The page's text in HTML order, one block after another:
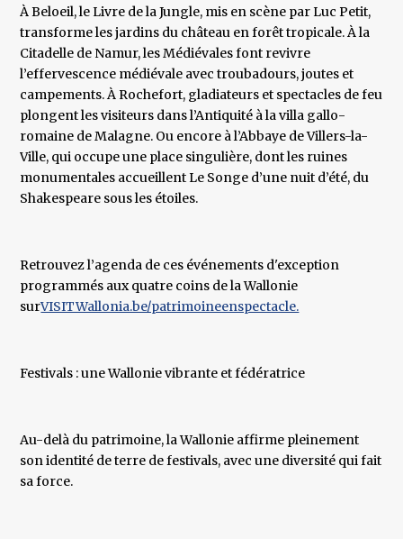
À Beloeil, le Livre de la Jungle, mis en scène par Luc Petit,
transforme les jardins du château en forêt tropicale. À la
Citadelle de Namur, les Médiévales font revivre
l’effervescence médiévale avec troubadours, joutes et
campements. À Rochefort, gladiateurs et spectacles de feu
plongent les visiteurs dans l’Antiquité à la villa gallo-
romaine de Malagne. Ou encore à l’Abbaye de Villers-la-
Ville, qui occupe une place singulière, dont les ruines
monumentales accueillent Le Songe d’une nuit d’été, du
Shakespeare sous les étoiles.
Retrouvez l’agenda de ces événements d'exception
programmés aux quatre coins de la Wallonie
surVISITWallonia.be/patrimoineenspectacle.
Festivals : une Wallonie vibrante et fédératrice
Au-delà du patrimoine, la Wallonie affirme pleinement
son identité de terre de festivals, avec une diversité qui fait
sa force.